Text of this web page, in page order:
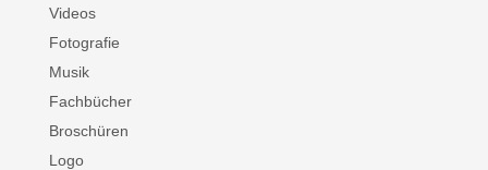
Videos
Fotografie
Musik
Fachbücher
Broschüren
Logo